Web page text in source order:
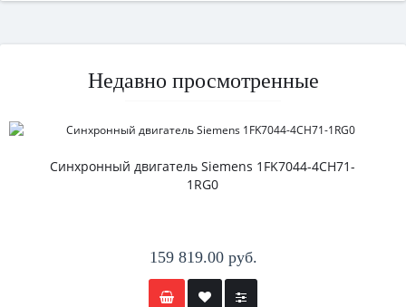
Недавно просмотренные
Синхронный двигатель Siemens 1FK7044-4CH71-
1RG0
159 819.00 руб.